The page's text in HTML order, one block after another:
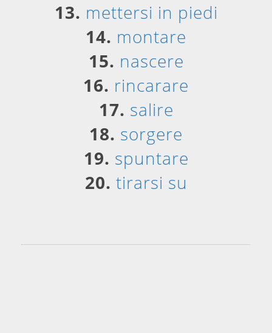
13. mettersi in piedi
14. montare
15. nascere
16. rincarare
17. salire
18. sorgere
19. spuntare
20. tirarsi su